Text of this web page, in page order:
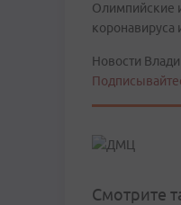
Олимпийские
коронавируса
Новости
Смотрите